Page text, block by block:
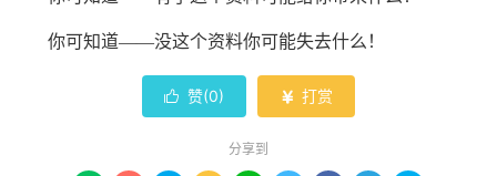
你可知道——没这个资料你可能失去什么 ！
 赞(0)  打赏
分享到